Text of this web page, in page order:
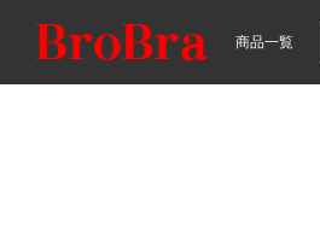
商品一覧